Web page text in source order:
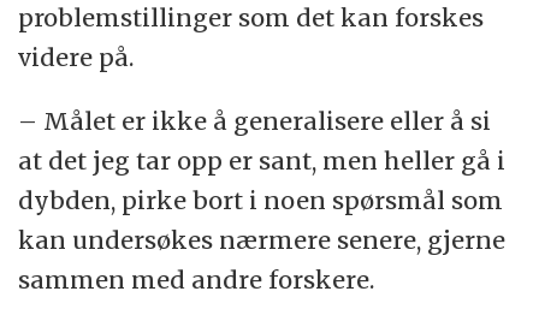
problemstillinger som det kan forskes
videre på.
– Målet er ikke å generalisere eller å si
at det jeg tar opp er sant, men heller gå i
dybden, pirke bort i noen spørsmål som
kan undersøkes nærmere senere, gjerne
sammen med andre forskere.